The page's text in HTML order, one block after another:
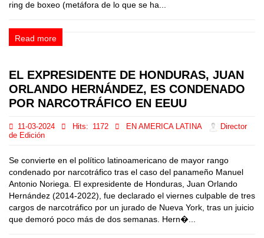
ring de boxeo (metáfora de lo que se ha...
Read more
EL EXPRESIDENTE DE HONDURAS, JUAN
ORLANDO HERNÁNDEZ, ES CONDENADO
POR NARCOTRÁFICO EN EEUU
11-03-2024 Hits: 1172 EN AMERICA LATINA
Director
de Edición
Se convierte en el político latinoamericano de mayor rango
condenado por narcotráfico tras el caso del panameño Manuel
Antonio Noriega. El expresidente de Honduras, Juan Orlando
Hernández (2014-2022), fue declarado el viernes culpable de tres
cargos de narcotráfico por un jurado de Nueva York, tras un juicio
que demoró poco más de dos semanas. Hern�...